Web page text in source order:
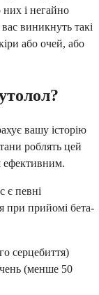
і негайно
виникнуть такі
або очей, або
вашу історію
роблять цей
ефективним.
є певні
при прийомі бета-
серцебиття)
(менше 50